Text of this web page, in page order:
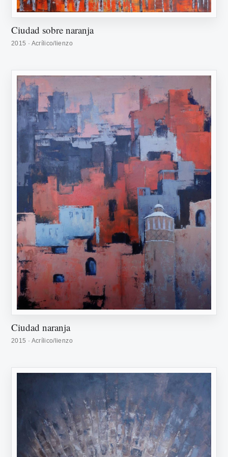
Ciudad sobre naranja
2015 · Acrílico/lienzo
Ciudad naranja
2015 · Acrílico/lienzo